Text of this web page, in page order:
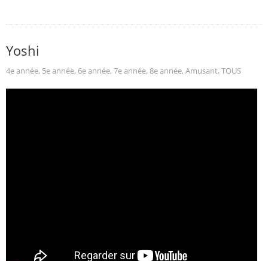
Yoshi
4e année, 5e année, 6e année, 7e année, 8e année, Amusant, TOUS